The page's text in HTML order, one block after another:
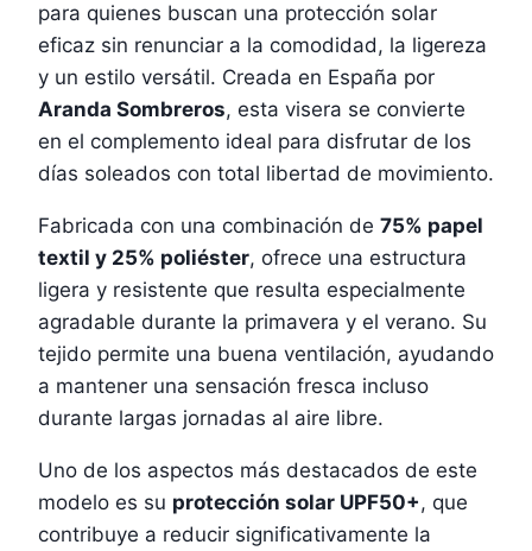
para quienes buscan una protección solar
eficaz sin renunciar a la comodidad, la ligereza
y un estilo versátil. Creada en España por
Aranda Sombreros, esta visera se convierte
en el complemento ideal para disfrutar de los
días soleados con total libertad de movimiento.
Fabricada con una combinación de 75% papel
textil y 25% poliéster, ofrece una estructura
ligera y resistente que resulta especialmente
agradable durante la primavera y el verano. Su
tejido permite una buena ventilación, ayudando
a mantener una sensación fresca incluso
durante largas jornadas al aire libre.
Uno de los aspectos más destacados de este
modelo es su protección solar UPF50+, que
contribuye a reducir significativamente la